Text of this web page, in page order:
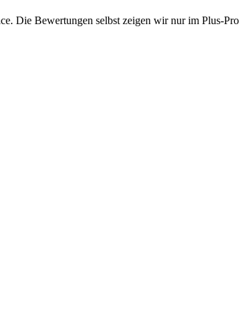
Die Bewertungen selbst zeigen wir nur im Plus-